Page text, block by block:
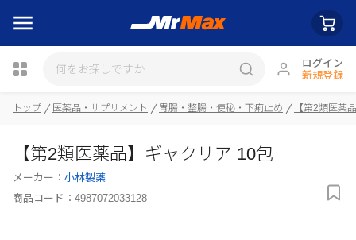
ログイン
新規登録
トップ 医薬品・サプリメント 胃腸・整腸・便秘・下痢止め 【第2類医薬
【第2類医薬品】ギャクリア 10包
メーカー： 小林製薬
商品コード： 4987072033128